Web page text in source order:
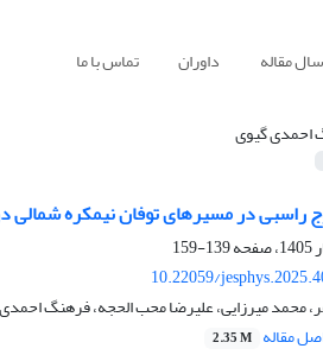
مقاله داوران تماس با ما
احمدی‌ گیوی
نیمکره شمالی در دوره 1958-2023 برمبنای توزیع دمای پتانسیلی روی سطوح هم‌مقدار
139-159
10.22059/
محمد میرزایی، علیرضا محب الحجه، فرهنگ
مقاله 2.35 M